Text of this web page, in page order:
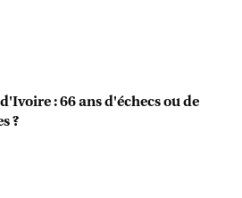
: 66 ans d'échecs ou de
?